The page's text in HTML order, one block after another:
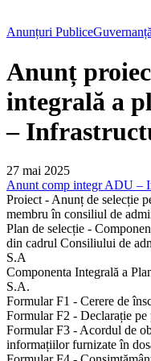
Anunțuri Publice
Anunț
integrală a
–
27 mai 2025
Anunt comp integr ADU –
Proiect - Anunț de selecție
membru în consiliul de
Plan de selecție -
din cadrul Consiliului de
S.A
Componenta Integrală a
S.A.
Formular F1 - Cerere de
Formular F2 - Declarație pe
Formular F3 - Acordul de
informațiilor furnizate în